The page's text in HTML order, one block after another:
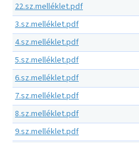
22.sz.melléklet.pdf
3.sz.melléklet.pdf
4.sz.melléklet.pdf
5.sz.melléklet.pdf
6.sz.melléklet.pdf
7.sz.melléklet.pdf
8.sz.melléklet.pdf
9.sz.melléklet.pdf